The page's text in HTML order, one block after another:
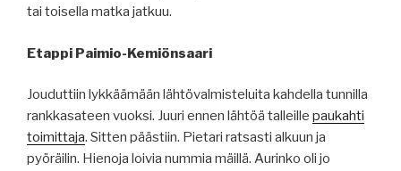
tai toisella matka jatkuu.
Etappi Paimio-Kemiönsaari
Jouduttiin lykkäämään lähtövalmisteluita kahdella tunnilla
rankkasateen vuoksi. Juuri ennen lähtöä talleille paukahti
toimittaja. Sitten päästiin. Pietari ratsasti alkuun ja
pyöräilin. Hienoja loivia nummia mäillä. Aurinko oli jo